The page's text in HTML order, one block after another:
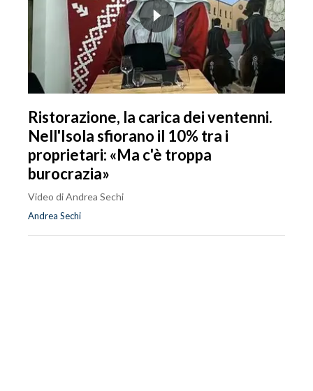
Ristorazione, la carica dei ventenni.
Nell'Isola sfiorano il 10% tra i
proprietari: «Ma c'è troppa
burocrazia»
Video di Andrea Sechi
Andrea Sechi